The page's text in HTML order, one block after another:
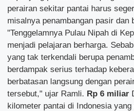
perairan sekitar pantai harus
misalnya penambangan pasir dan
"Tenggelamnya Pulau Nipah di
menjadi pelajaran berharga.
yang tak terkendali berupa
berdampak serius terhadap
berbatasan langsung dengan
tersebut," ujar Ramli. Rp 6 miliar
kilometer pantai di Indonesia